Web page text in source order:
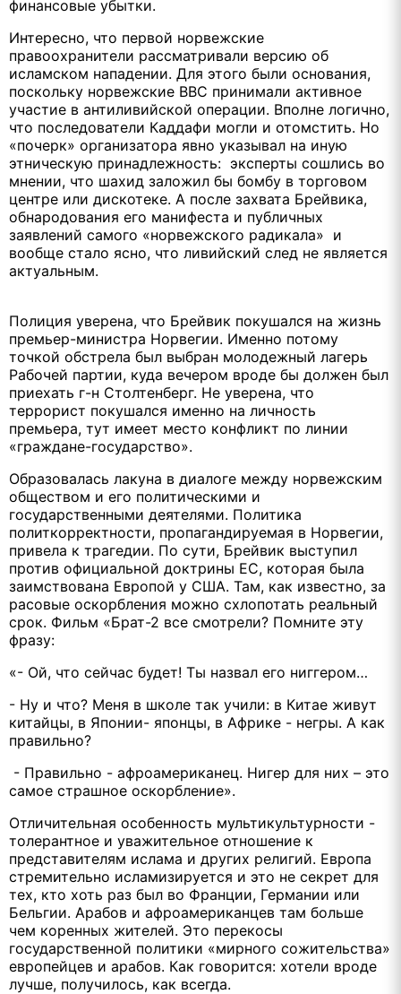
финансовые убытки.
Интересно, что первой норвежские
правоохранители рассматривали версию об
исламском нападении. Для этого были основания,
поскольку норвежские ВВС принимали активное
участие в антиливийской операции. Вполне логично,
что последователи Каддафи могли и отомстить. Но
«почерк» организатора явно указывал на иную
этническую принадлежность: эксперты сошлись во
мнении, что шахид заложил бы бомбу в торговом
центре или дискотеке. А после захвата Брейвика,
обнародования его манифеста и публичных
заявлений самого «норвежского радикала» и
вообще стало ясно, что ливийский след не является
актуальным.
Полиция уверена, что Брейвик покушался на жизнь
премьер-министра Норвегии. Именно потому
точкой обстрела был выбран молодежный лагерь
Рабочей партии, куда вечером вроде бы должен был
приехать г-н Столтенберг. Не уверена, что
террорист покушался именно на личность
премьера, тут имеет место конфликт по линии
«граждане-государство».
Образовалась лакуна в диалоге между норвежским
обществом и его политическими и
государственными деятелями. Политика
политкорректности, пропагандируемая в Норвегии,
привела к трагедии. По сути, Брейвик выступил
против официальной доктрины ЕС, которая была
заимствована Европой у США. Там, как известно, за
расовые оскорбления можно схлопотать реальный
срок. Фильм «Брат-2 все смотрели? Помните эту
фразу:
«- Ой, что сейчас будет! Ты назвал его ниггером…
- Ну и что? Меня в школе так учили: в Китае живут
китайцы, в Японии- японцы, в Африке - негры. А как
правильно?
- Правильно - афроамериканец. Нигер для них – это
самое страшное оскорбление».
Отличительная особенность мультикультурности -
толерантное и уважительное отношение к
представителям ислама и других религий. Европа
стремительно исламизируется и это не секрет для
тех, кто хоть раз был во Франции, Германии или
Бельгии. Арабов и афроамериканцев там больше
чем коренных жителей. Это перекосы
государственной политики «мирного сожительства»
европейцев и арабов. Как говорится: хотели вроде
лучше, получилось, как всегда.